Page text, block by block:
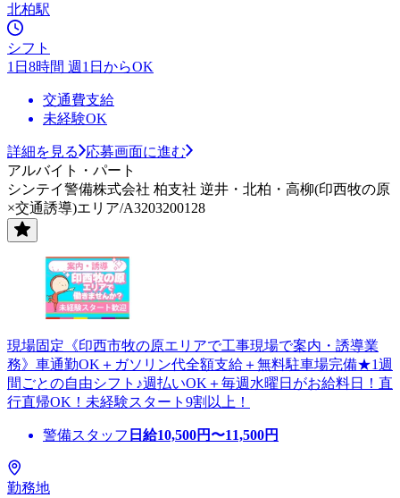
北柏駅
シフト
1日8時間 週1日からOK
交通費支給
未経験OK
詳細を見る
応募画面に進む
アルバイト・パート
シンテイ警備株式会社 柏支社 逆井・北柏・高柳(印西牧の原
×交通誘導)エリア/A3203200128
現場固定《印西市牧の原エリアで工事現場で案内・誘導業
務》車通勤OK＋ガソリン代全額支給＋無料駐車場完備★1週
間ごとの自由シフト♪週払いOK＋毎週水曜日がお給料日！直
行直帰OK！未経験スタート9割以上！
警備スタッフ 日給10,500円〜11,500円
勤務地